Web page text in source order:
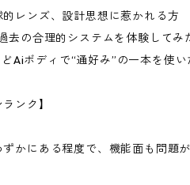
的レンズ、設計思想に惹かれる方
去の合理的システムを体験してみ
Aiボディで“通好み”の一本を使い
ンク】
かにある程度で、機能面も問題が